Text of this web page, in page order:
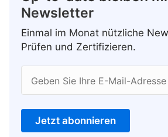
Newsletter
Einmal im Monat nützliche
Prüfen und Zertifizieren.
Geben Sie Ihre E-Mail-Adresse
Jetzt abonnieren